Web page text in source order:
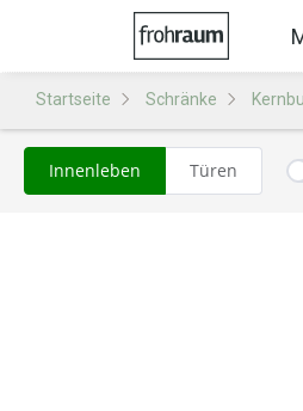
Startseite Schränke
Innenleben Türen